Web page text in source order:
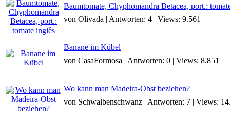
Baumtomate, Chyphomandra Betacea, port.:
von Olivada | Antworten: 4 | Views: 9.561
Banane im Kübel
von CasaFormosa | Antworten: 0 | Views: 8.851
Wo kann man Madeira-Obst beziehen?
von Schwalbenschwanz | Antworten: 7 | Views: